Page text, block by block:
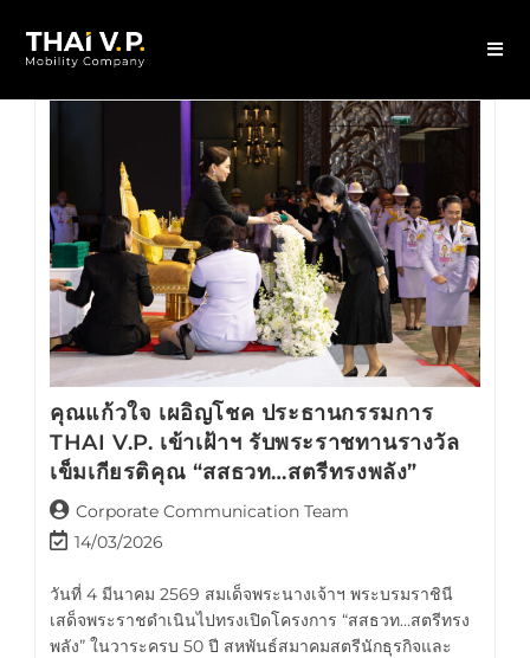
คุณแก้วใจ เผอิญโชค ประธานกรรมการ
THAI V.P. เข้าเฝ้าฯ รับพระราชทานรางวัล
เข็มเกียรติคุณ “สสธวท…สตรีทรงพลัง”
Corporate Communication Team
14/03/2026
วันที่ 4 มีนาคม 2569 สมเด็จพระนางเจ้าฯ พระบรมราชินี
เสด็จพระราชดำเนินไปทรงเปิดโครงการ “สสธวท…สตรีทรง
พลัง” ในวาระครบ 50 ปี สหพันธ์สมาคมสตรีนักธุรกิจและ